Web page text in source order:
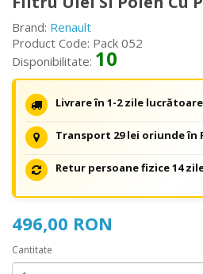
Brand: Renault
Product Code: Pack 052
Disponibilitate: 10
Livrare în 1-2 zile
Transport 29 lei oriunde în
Retur persoane fizice 14
496,00 RON
Cantitate